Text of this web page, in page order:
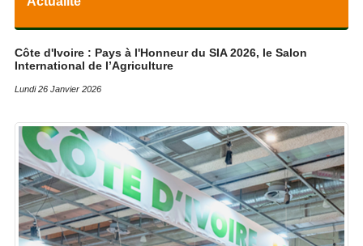
Côte d'Ivoire : Pays à l'Honneur du SIA 2026, le Salon
International de l’Agriculture
Lundi 26 Janvier 2026